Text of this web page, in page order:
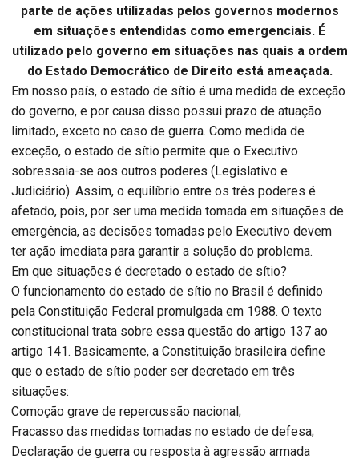
parte de ações utilizadas pelos governos modernos
em situações entendidas como emergenciais. É
utilizado pelo governo em situações nas quais a ordem
do Estado Democrático de Direito está ameaçada.
Em nosso país, o estado de sítio é uma medida de exceção
do governo, e por causa disso possui prazo de atuação
limitado, exceto no caso de guerra. Como medida de
exceção, o estado de sítio permite que o Executivo
sobressaia-se aos outros poderes (Legislativo e
Judiciário). Assim, o equilíbrio entre os três poderes é
afetado, pois, por ser uma medida tomada em situações de
emergência, as decisões tomadas pelo Executivo devem
ter ação imediata para garantir a solução do problema.
Em que situações é decretado o estado de sítio?
O funcionamento do estado de sítio no Brasil é definido
pela Constituição Federal promulgada em 1988. O texto
constitucional trata sobre essa questão do artigo 137 ao
artigo 141. Basicamente, a Constituição brasileira define
que o estado de sítio poder ser decretado em três
situações:
Comoção grave de repercussão nacional;
Fracasso das medidas tomadas no estado de defesa;
Declaração de guerra ou resposta à agressão armada